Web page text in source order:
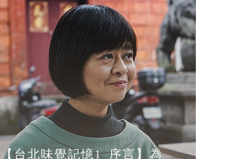
【台北味覺記憶1_序言】為